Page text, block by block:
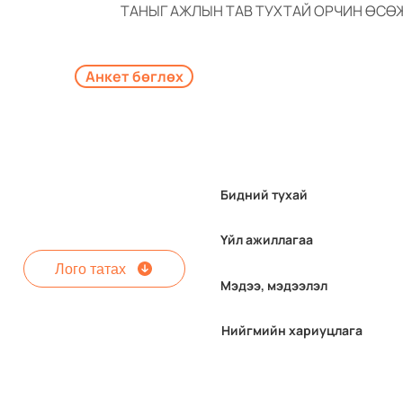
ТАНЫГ АЖЛЫН ТАВ ТУХТАЙ ОРЧИН
Анкет бөглөх
Лого татах
Бидний тухай
Үйл ажиллагаа
Мэдээ, мэдээлэл
Нийгмийн хариуцлага